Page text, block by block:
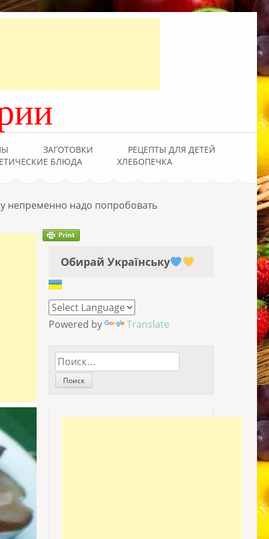
ЗАГОТОВКИ
РЕЦЕПТЫ ДЛЯ ДЕТЕЙ
БЛЮДА
ХЛЕБОПЕЧКА
непременно надо попробовать
Обирай Українську
Powered by Translate
Найти: